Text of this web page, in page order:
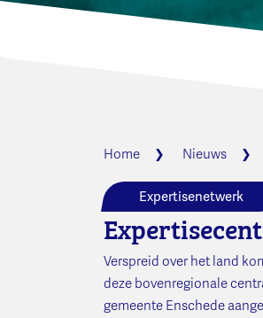
Home Nieuws
Expertisenetwerk
Verspreid over het land
deze bovenregionale
gemeente Enschede